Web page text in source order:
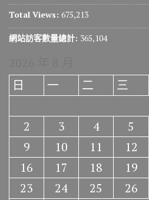
Total Views: 675,213
網站訪客數量總計: 365,104
日
一 二 三
2
3 4 5
9
10 11 12
16
17 18 19
23
24 25 26